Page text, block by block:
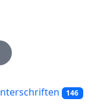
146